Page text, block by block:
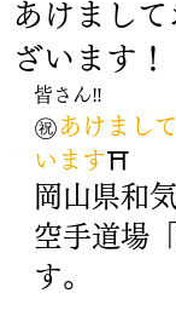
あけまし
ざいます！
皆さん‼️
㊗️ あけまし
います⛩
岡山県和
空手道場「
す。